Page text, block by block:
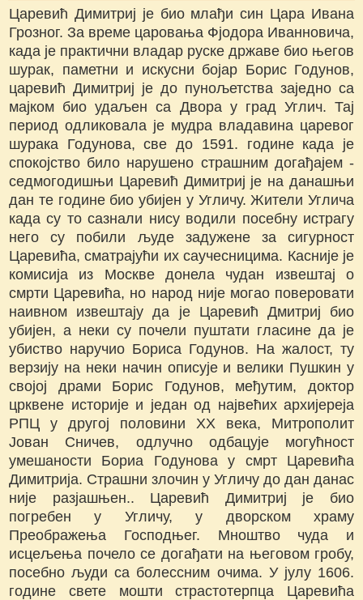
Царевић Димитриј је био млађи син Цара Ивана
Грозног. За време царовања Фјодора Иванновича,
када је практични владар руске државе био његов
шурак, паметни и искусни бојар Борис Годунов,
царевић Димитриј је до пунољетства заједно са
мајком био удаљен са Двора у град Углич. Тај
период одликовала је мудра владавина царевог
шурака Годунова, све до 1591. године када је
спокојство било нарушено страшним догађајем -
седмогодишњи Царевић Димитриј је на данашњи
дан те године био убијен у Угличу. Жители Углича
када су то сазнали нису водили посебну истрагу
него су побили људе задужене за сигурност
Царевића, сматрајући их саучесницима. Касније је
комисија из Москве донела чудан извештај о
смрти Царевића, но народ није могао поверовати
наивном извештају да је Царевић Дмитриј био
убијен, а неки су почели пуштати гласине да је
убиство наручио Бориса Годунов. На жалост, ту
верзију на неки начин описује и велики Пушкин у
својој драми Борис Годунов, међутим, доктор
црквене историје и један од највећих архијереја
РПЦ у другој половини ХХ века, Митрополит
Јован Сничев, одлучно одбацује могућност
умешаности Бориа Годунова у смрт Царевића
Димитрија. Страшни злочин у Угличу до дан данас
није разјашњен.. Царевић Димитриј је био
погребен у Угличу, у дворском храму
Преображења Господњег. Мноштво чуда и
исцељења почело се догађати на његовом гробу,
посебно људи са болессним очима. У јулу 1606.
године свете мошти страстотерпца Царевића